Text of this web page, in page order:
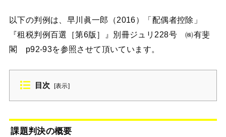
以下の判例は、早川眞一郎（2016）「配偶者控除」
『租税判例百選［第6版］』別冊ジュリ228号 ㈱有斐
閣 p92-93を参照させて頂いています。
目次 [表示]
課題判決の概要